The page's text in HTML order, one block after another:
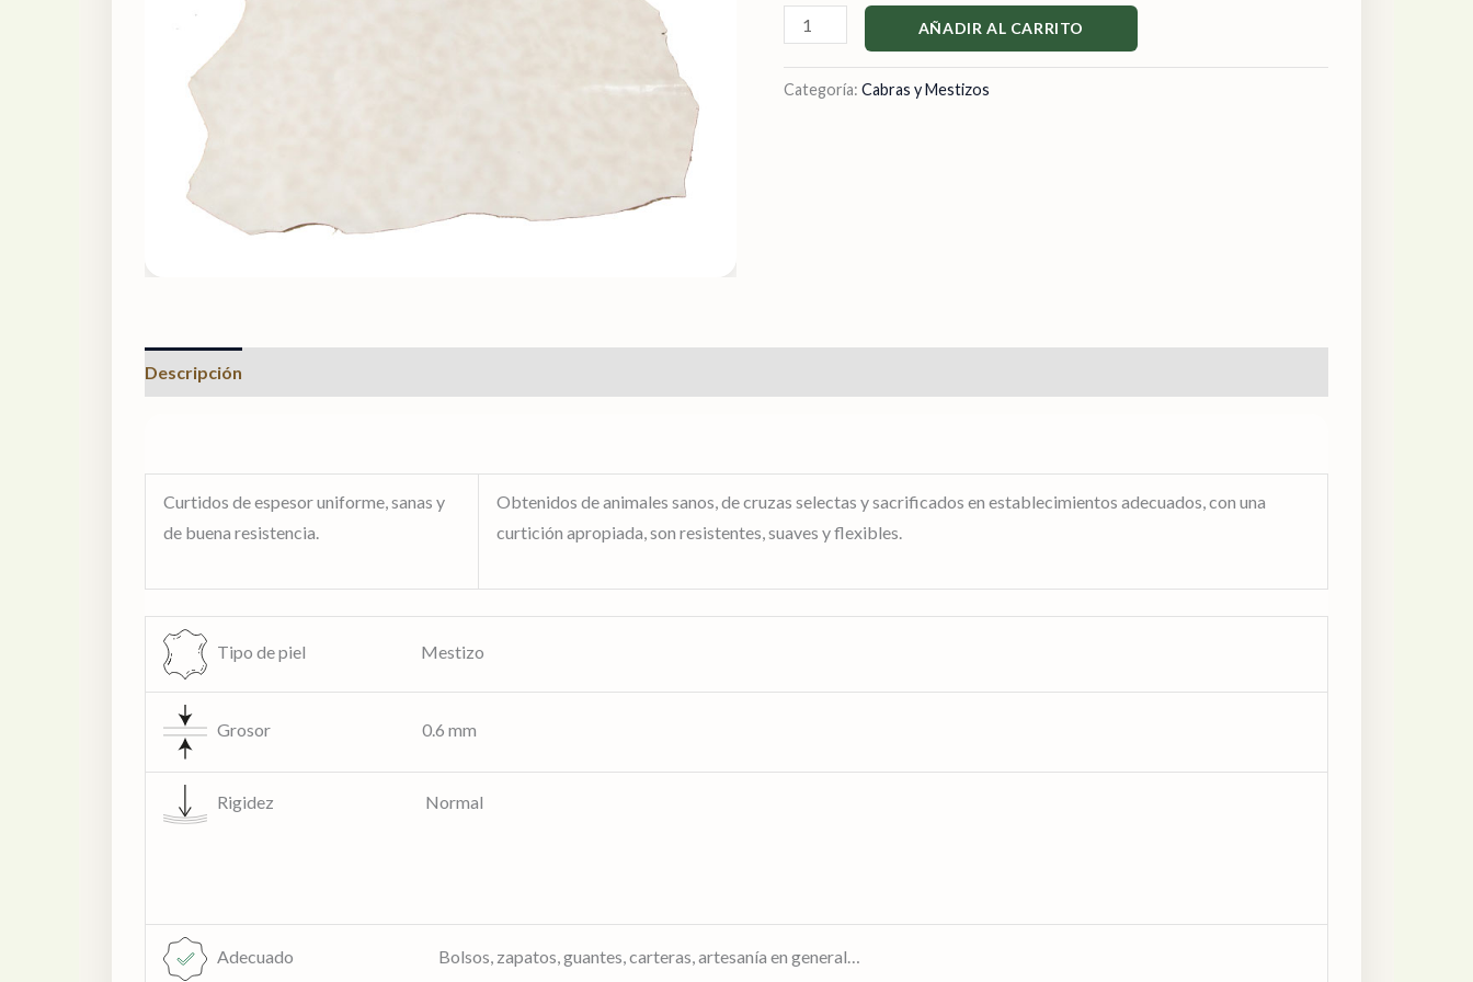
AÑADIR AL CARRITO
Categoría:Cabras y Mestizos
Descripción
Curtidos de espesor uniforme, sanas y
de buena resistencia.
Obtenidos de animales sanos, de cruzas selectas y sacrificados en establecimientos adecuados, con una
curtición apropiada, son resistentes, suaves y flexibles.
Tipo de piel Mestizo
Grosor 0.6 mm
Rigidez Normal
Adecuado Bolsos, zapatos, guantes, carteras, artesanía en general…